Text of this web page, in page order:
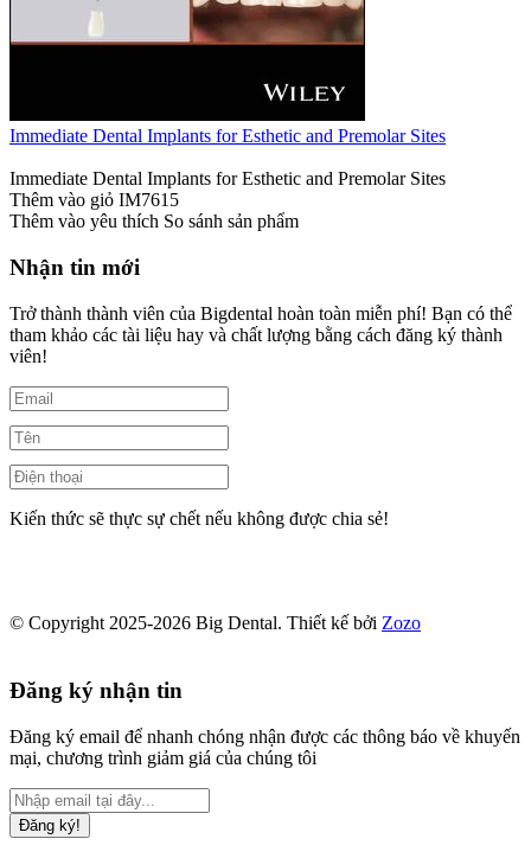
Immediate Dental Implants for Esthetic and Premolar Sites
Immediate Dental Implants for Esthetic and Premolar Sites
Thêm vào giỏ IM7615
Thêm vào yêu thích So sánh sản phẩm
Nhận tin mới
Trở thành thành viên của Bigdental hoàn toàn miễn phí! Bạn có thể
tham khảo các tài liệu hay và chất lượng bằng cách đăng ký thành
viên!
Kiến thức sẽ thực sự chết nếu không được chia sẻ!
© Copyright 2025-2026 Big Dental. Thiết kế bởi Zozo
Đăng ký nhận tin
Đăng ký email để nhanh chóng nhận được các thông báo về khuyến
mại, chương trình giảm giá của chúng tôi
Đăng ký!